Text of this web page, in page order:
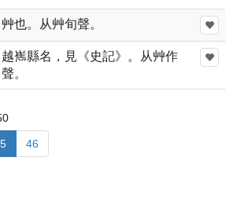
艸也。从艸旬聲。
越嶲縣名，見《史記》。从艸作
聲。
46